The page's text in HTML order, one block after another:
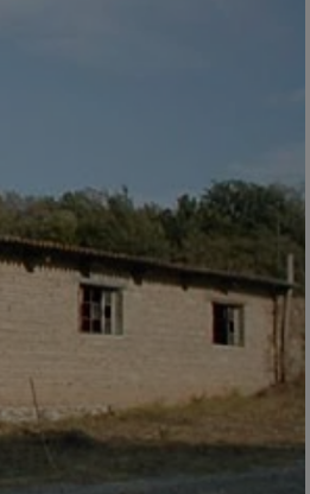
HILFE
Um fortfahren zu
Auswahl treffen.
Erläuterung der
Alles
Jedes Cookie wie z.B.
sowie